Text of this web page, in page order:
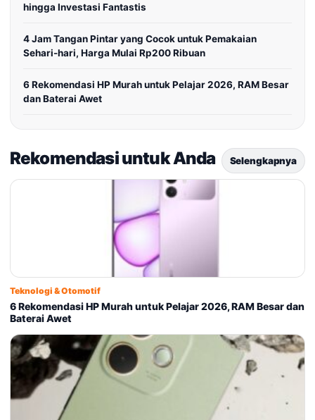
hingga Investasi Fantastis
4 Jam Tangan Pintar yang Cocok untuk Pemakaian
Sehari-hari, Harga Mulai Rp200 Ribuan
6 Rekomendasi HP Murah untuk Pelajar 2026, RAM Besar
dan Baterai Awet
Rekomendasi untuk Anda Selengkapnya
Teknologi & Otomotif
6 Rekomendasi HP Murah untuk Pelajar 2026, RAM Besar dan
Baterai Awet